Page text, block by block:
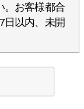
。お客様都合
日以内、未開